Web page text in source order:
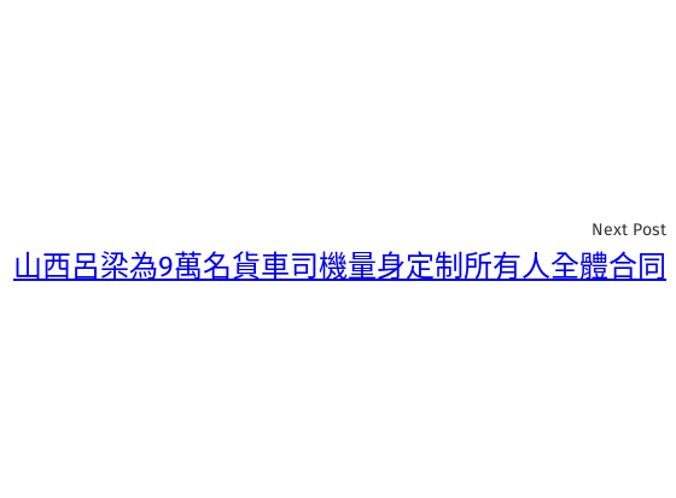
Next Post
山西呂梁為9萬名貨車司機量身定制所有人全體合同